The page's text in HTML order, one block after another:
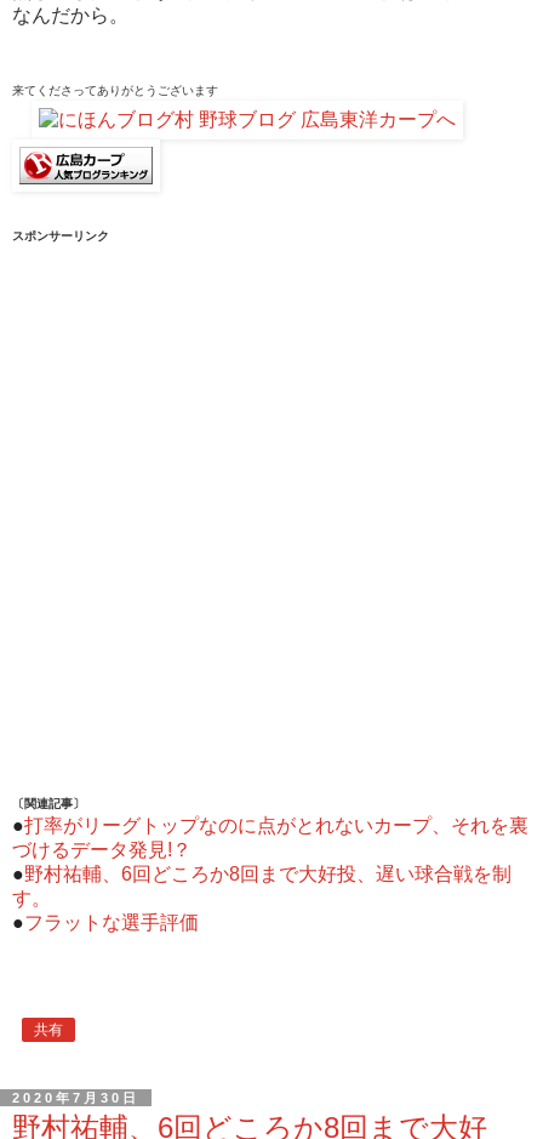
なんだから。
来てくださってありがとうございます
スポンサーリンク
〔関連記事〕
●打率がリーグトップなのに点がとれないカープ、それを裏
づけるデータ発見!？
●野村祐輔、6回どころか8回まで大好投、遅い球合戦を制
す。
●フラットな選手評価
共有
2020年7月30日
野村祐輔、6回どころか8回まで大好